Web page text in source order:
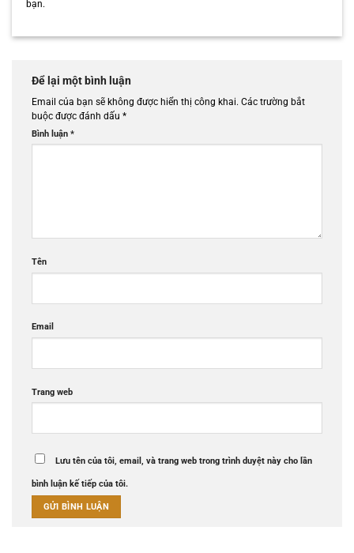
bạn.
Để lại một bình luận
Email của bạn sẽ không được hiển thị công khai. Các trường bắt
buộc được đánh dấu *
Bình luận *
Tên
Email
Trang web
Lưu tên của tôi, email, và trang web trong trình duyệt này cho lần
bình luận kế tiếp của tôi.